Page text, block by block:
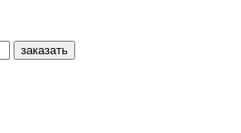
заказать